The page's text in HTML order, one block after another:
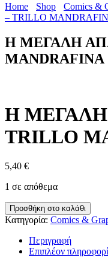
Home Shop Comics &
– TRILLO
Η ΜΕΓΑΛΗ
MANDRAFINA
Η
TRILLO
5,40 €
1 σε απόθεμα
Η
ΜΕΓΑΛΗ
ΑΠΑΤΗ
TRILLO
Προσθήκη στο καλάθι
Κατηγορία: Comics &
Περιγραφή
Επιπλέον